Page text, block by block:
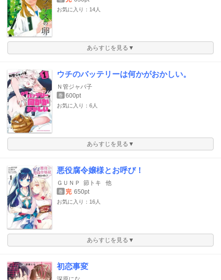
お気に入り：14人
あらすじを見る▼
ウチのバッテリーは何かがおかしい。
Ｎ管ジャバ子
巻 600pt
お気に入り：6人
あらすじを見る▼
悪役腐令嬢様とお呼び！
ＧＵＮＰ 節トキ 他
巻 完 650pt
お気に入り：16人
あらすじを見る▼
初恋事変